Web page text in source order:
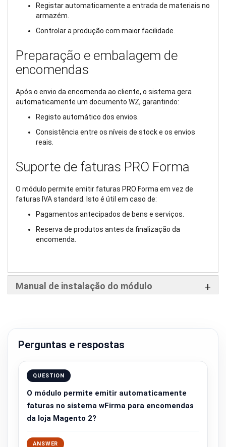
Registar automaticamente a entrada de materiais no
armazém.
Controlar a produção com maior facilidade.
Preparação e embalagem de
encomendas
Após o envio da encomenda ao cliente, o sistema gera
automaticamente um documento WZ, garantindo:
Registo automático dos envios.
Consistência entre os níveis de stock e os envios
reais.
Suporte de faturas PRO Forma
O módulo permite emitir faturas PRO Forma em vez de
faturas IVA standard. Isto é útil em caso de:
Pagamentos antecipados de bens e serviços.
Reserva de produtos antes da finalização da
encomenda.
Manual de instalação do módulo
Perguntas e respostas
QUESTION
O módulo permite emitir automaticamente
faturas no sistema wFirma para encomendas
da loja Magento 2?
ANSWER